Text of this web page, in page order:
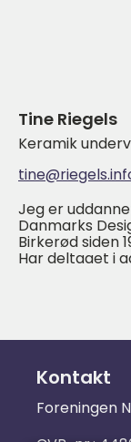
Tine Riegels
Keramik
Jeg er
Danmarks
Birkerød siden
Har deltaget i
Kontakt
Foreningen